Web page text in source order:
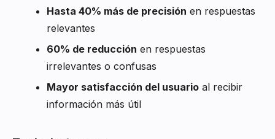
Hasta 40% más de precisión en respuestas
relevantes
60% de reducción en respuestas
irrelevantes o confusas
Mayor satisfacción del usuario al recibir
información más útil